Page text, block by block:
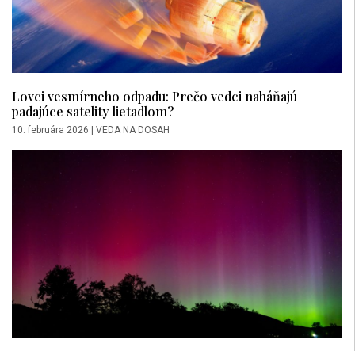
Lovci vesmírneho odpadu: Prečo vedci naháňajú
padajúce satelity lietadlom?
10. februára 2026 VEDA NA DOSAH